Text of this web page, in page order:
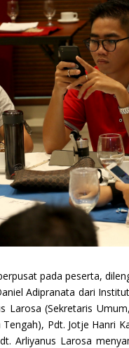
pada peserta,
Adipranata dari
Larosa (Sekretaris
Tengah), Pdt. Jotje Hanri
Arliyanus Larosa